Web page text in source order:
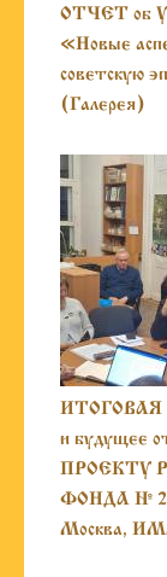
ОТЧЕТ об
«Новые
советскую
(Галерея)
ИТОГОВАЯ
и будущее
ПРОЕКТУ
ФОНДА № 22-
Москва,